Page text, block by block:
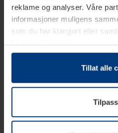
reklame og analyser. Våre
informasjoner muligens
som du har klargjort eller
bruk av tjenestene.
Etter loven kan vi lagre
datamaskin, hvis disse er
trenger vi din tillatelse. Du
tilbakekalle ditt samtykke i
informasjonskapselen på
Tillat alle
Tilpass